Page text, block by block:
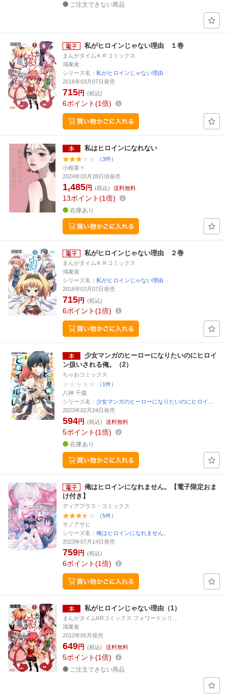
ご注文できない商品
私がヒロインじゃない理由 １巻
まんがタイムＫＲコミックス
鴻巣覚
シリーズ名： 私がヒロインじゃない理由
2016年03月07日発売
715円 (税込)
6ポイント 1倍
私はヒロインになれない
（3件）
小桜菜々
2024年03月28日頃発売
1,485円 (税込) 送料無料
13ポイント 1倍
在庫あり
私がヒロインじゃない理由 ２巻
まんがタイムＫＲコミックス
鴻巣覚
シリーズ名： 私がヒロインじゃない理由
2016年03月07日発売
715円 (税込)
6ポイント 1倍
少女マンガのヒーローになりたいのにヒロイ
ン扱いされる俺。（2）
ちゃおコミックス
（1件）
八神 千歳
シリーズ名： 少女マンガのヒーローになりたいのにヒロイ…
2023年02月24日発売
594円 (税込) 送料無料
5ポイント 1倍
在庫あり
俺はヒロインになれません。【電子限定おま
け付き】
ディアプラス・コミックス
（5件）
サノアサヒ
シリーズ名： 俺はヒロインになれません。
2023年07月14日発売
759円 (税込)
6ポイント 1倍
私がヒロインじゃない理由（1）
まんがタイムKRコミックス フォワードシリ…
鴻巣覚
2012年05月発売
649円 (税込) 送料無料
5ポイント 1倍
ご注文できない商品